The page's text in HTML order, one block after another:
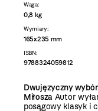
Waga:
0,8 kg
Wymiary:
165x235 mm
ISBN:
9788324059812
Dwujęzyczny
Miłosza Autor
posągowy klasyk i